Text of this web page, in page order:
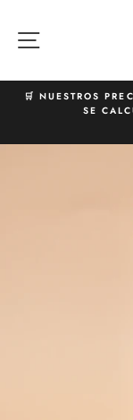
directamente
🛒 NUESTROS
SE